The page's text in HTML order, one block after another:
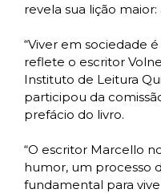
revela sua lição
“Viver em sociedade
reflete o escritor
Instituto de Leitura
participou da
prefácio do livro.
“O escritor Marcello
humor, um processo
fundamental para